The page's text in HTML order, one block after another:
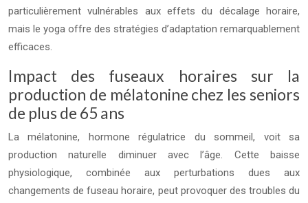
particulièrement vulnérables aux effets du décalage horaire,
mais le yoga offre des stratégies d’adaptation remarquablement
efficaces.
Impact des fuseaux horaires sur la
production de mélatonine chez les seniors
de plus de 65 ans
La mélatonine, hormone régulatrice du sommeil, voit sa
production naturelle diminuer avec l’âge. Cette baisse
physiologique, combinée aux perturbations dues aux
changements de fuseau horaire, peut provoquer des troubles du